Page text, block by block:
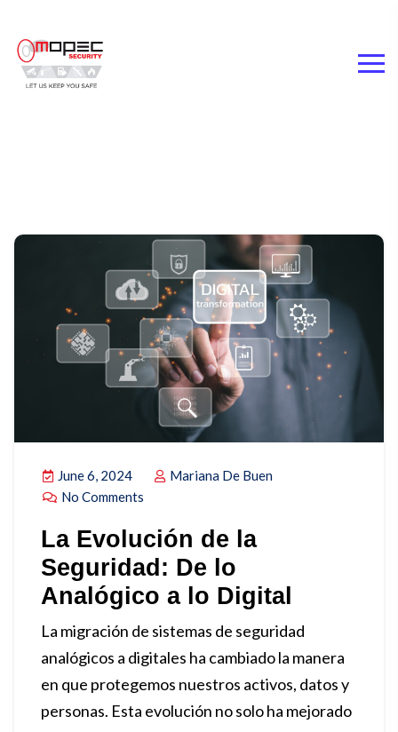
June 6, 2024
Mariana De Buen
No Comments
La Evolución de la
Seguridad: De lo
Analógico a lo Digital
La migración de sistemas de seguridad
analógicos a digitales ha cambiado la manera
en que protegemos nuestros activos, datos y
personas. Esta evolución no solo ha mejorado